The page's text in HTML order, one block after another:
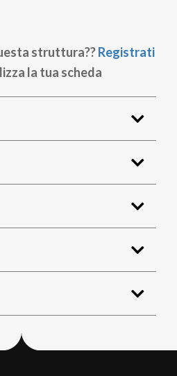
struttura??Registrati
la tua scheda